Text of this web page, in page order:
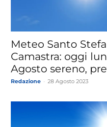
Meteo Santo
Camastra: oggi
Agosto sereno,
Redazione 28 Agosto 2023